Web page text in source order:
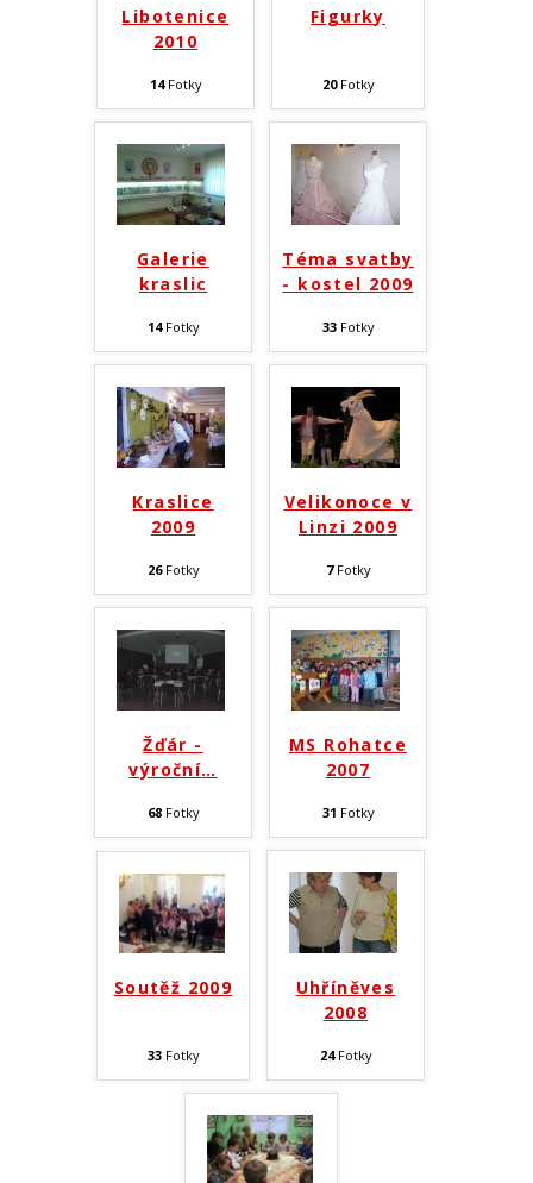
Libotenice
2010
14Fotky
Figurky
20Fotky
Galerie
kraslic
14Fotky
Téma svatby
- kostel 2009
33Fotky
Kraslice
2009
26Fotky
Velikonoce v
Linzi 2009
7Fotky
Žďár -
výroční…
68Fotky
MS Rohatce
2007
31 Fotky
Soutěž 2009
33Fotky
Uhříněves
2008
24Fotky